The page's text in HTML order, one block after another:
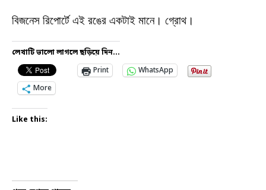
বিজনেস রিপোর্টে এই রঙের একটাই মানে। গ্রোথ।
লেখাটি ভালো লাগলে ছড়িয়ে দিন...
Print
WhatsApp
More
Like this: